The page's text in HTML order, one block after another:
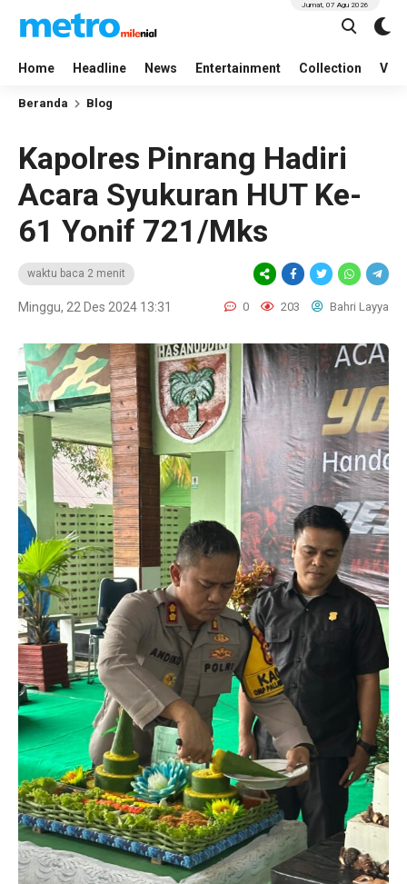
Home Headline News Entertainment Collection
Jumat, 07 Agu 2026
Beranda Blog
Kapolres Pinrang Hadiri
Acara Syukuran HUT Ke-
61 Yonif 721/Mks
waktu baca 2 menit
Minggu, 22 Des 2024 13:31 0 203 Bahri Layya